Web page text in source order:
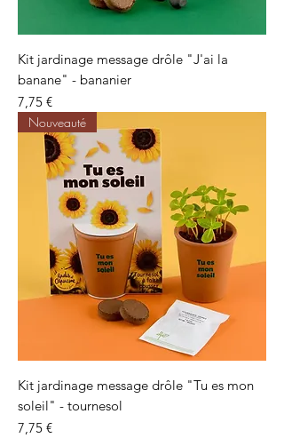
Kit jardinage message drôle "J'ai la
banane" - bananier
Precio
7,75 €
Nouveauté
Kit jardinage message drôle "Tu es mon
soleil" - tournesol
Precio
7,75 €